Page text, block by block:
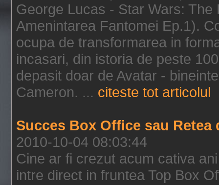
George Lucas - Star Wars:
Amenintarea Fantomei Ep.1).
ocupa de transformarea in
incasari, din istoria de peste
depasit doar de Avatar -
Cameron. ... citeste tot articolul
Succes Box Office sau Retea
2010-10-04 08:03:44
Cine ar fi crezut acum cativa
intre direct in fruntea Top Box